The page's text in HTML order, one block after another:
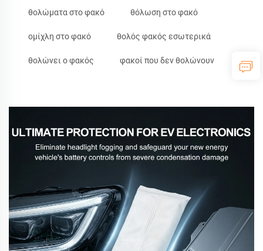
θολώματα στο φακό θόλωση στο φακό
ομίχλη στο φακό θολός φακός εσωτερικά
θολώνει ο φακός φακοί που δεν θολώνουν